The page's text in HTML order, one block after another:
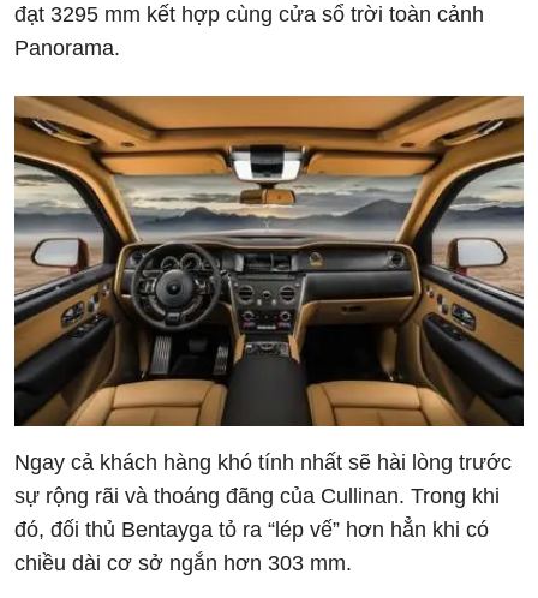
đạt 3295 mm kết hợp cùng cửa sổ trời toàn cảnh
Panorama.
Ngay cả khách hàng khó tính nhất sẽ hài lòng trước
sự rộng rãi và thoáng đãng của Cullinan. Trong khi
đó, đối thủ Bentayga tỏ ra “lép vế” hơn hẳn khi có
chiều dài cơ sở ngắn hơn 303 mm.